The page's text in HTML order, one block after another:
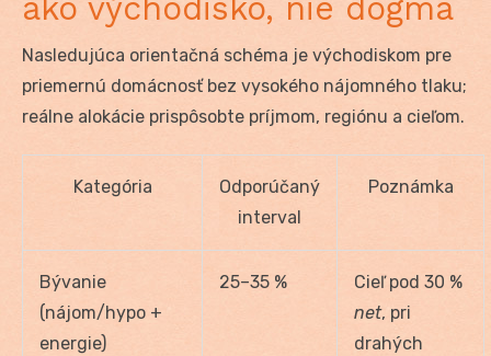
ako východisko, nie dogma
Nasledujúca orientačná schéma je východiskom pre
priemernú domácnosť bez vysokého nájomného tlaku;
reálne alokácie prispôsobte príjmom, regiónu a cieľom.
Kategória
Odporúčaný
interval
Poznámka
Bývanie
(nájom/hypo +
energie)
25–35 %
Cieľ pod 30 %
net, pri
drahých